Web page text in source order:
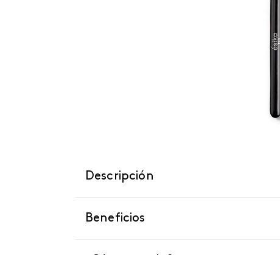
Descripción
Beneficios